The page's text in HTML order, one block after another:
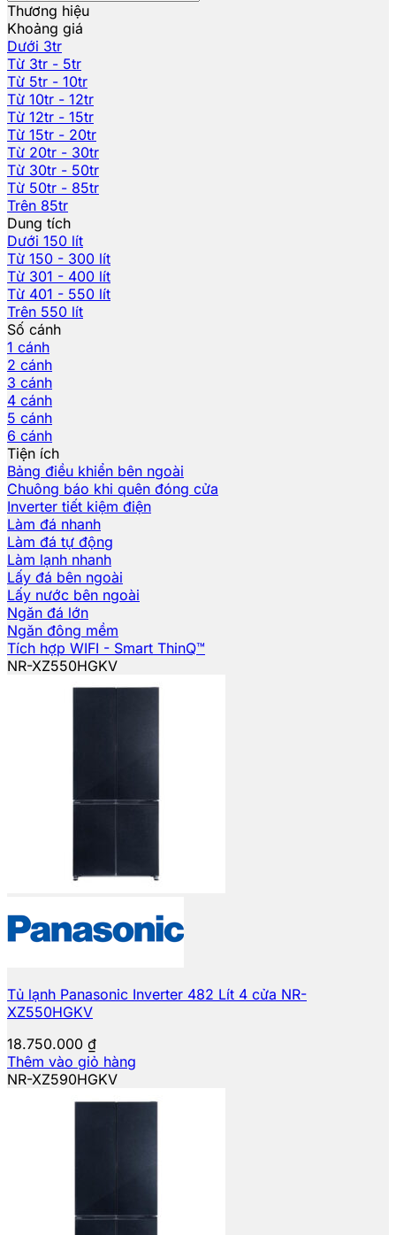
Thương hiệu
Khoảng giá
Dưới 3tr
Từ 3tr - 5tr
Từ 5tr - 10tr
Từ 10tr - 12tr
Từ 12tr - 15tr
Từ 15tr - 20tr
Từ 20tr - 30tr
Từ 30tr - 50tr
Từ 50tr - 85tr
Trên 85tr
Dung tích
Dưới 150 lít
Từ 150 - 300 lít
Từ 301 - 400 lít
Từ 401 - 550 lít
Trên 550 lít
Số cánh
1 cánh
2 cánh
3 cánh
4 cánh
5 cánh
6 cánh
Tiện ích
Bảng điều khiển bên ngoài
Chuông báo khi quên đóng cửa
Inverter tiết kiệm điện
Làm đá nhanh
Làm đá tự động
Làm lạnh nhanh
Lấy đá bên ngoài
Lấy nước bên ngoài
Ngăn đá lớn
Ngăn đông mềm
Tích hợp WIFI - Smart ThinQ™
NR-XZ550HGKV
Tủ lạnh Panasonic Inverter 482 Lít 4 cửa NR-
XZ550HGKV
18.750.000 ₫
Thêm vào giỏ hàng
NR-XZ590HGKV